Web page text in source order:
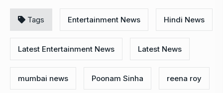
Tags Entertainment News Hindi News
Latest Entertainment News Latest News
mumbai news Poonam Sinha reena roy